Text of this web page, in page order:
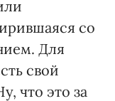
со
Для
свой
что это за